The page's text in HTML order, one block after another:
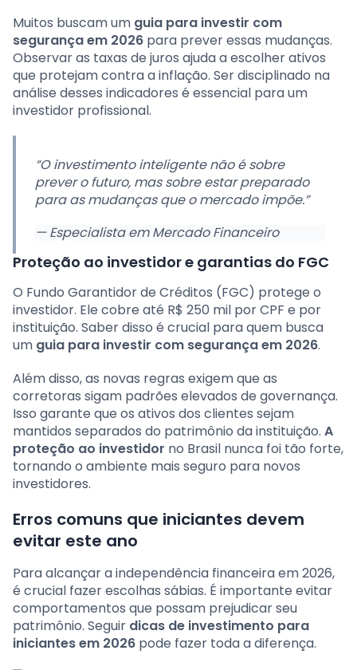
Muitos buscam um guia para investir com
segurança em 2026 para prever essas mudanças.
Observar as taxas de juros ajuda a escolher ativos
que protejam contra a inflação. Ser disciplinado na
análise desses indicadores é essencial para um
investidor profissional.
“O investimento inteligente não é sobre
prever o futuro, mas sobre estar preparado
para as mudanças que o mercado impõe.”
— Especialista em Mercado Financeiro
Proteção ao investidor e garantias do FGC
O Fundo Garantidor de Créditos (FGC) protege o
investidor. Ele cobre até R$ 250 mil por CPF e por
instituição. Saber disso é crucial para quem busca
um guia para investir com segurança em 2026.
Além disso, as novas regras exigem que as
corretoras sigam padrões elevados de governança.
Isso garante que os ativos dos clientes sejam
mantidos separados do patrimônio da instituição. A
proteção ao investidor no Brasil nunca foi tão forte,
tornando o ambiente mais seguro para novos
investidores.
Erros comuns que iniciantes devem
evitar este ano
Para alcançar a independência financeira em 2026,
é crucial fazer escolhas sábias. É importante evitar
comportamentos que possam prejudicar seu
patrimônio. Seguir dicas de investimento para
iniciantes em 2026 pode fazer toda a diferença.